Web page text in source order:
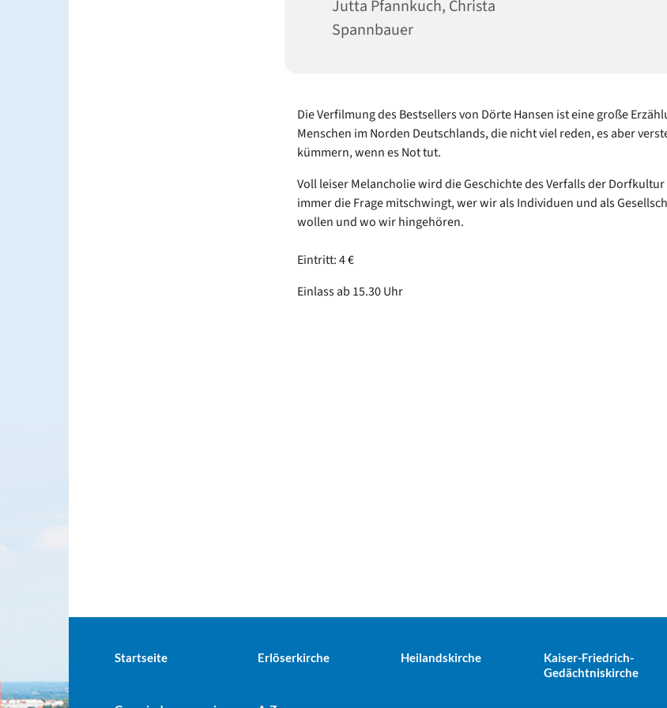
Jutta Pfannkuch, Christa
Spannbauer
Die Verfilmung des Bestsellers von Dörte Hansen ist eine große
Menschen im Norden Deutschlands, die nicht viel reden, es aber
kümmern, wenn es Not tut.
Voll leiser Melancholie wird die Geschichte des Verfalls der
immer die Frage mitschwingt, wer wir als Individuen und als
wollen und wo wir hingehören.
Eintritt: 4 €
Einlass ab 15.30 Uhr
Startseite Erlöserkirche Heilandskirche
Kaiser-Friedrich-
Gedächtniskirche